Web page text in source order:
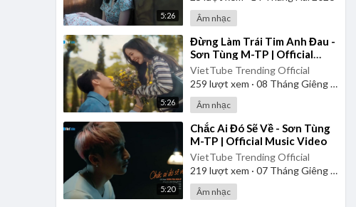
5:26 Âm nhạc
5:26
⁣Đừng Làm Trái Tim Anh Đau -
Sơn Tùng M-TP | Official
Music Video
VietTube Trending Official
259 lượt xem · 08 Tháng Giêng 2025
Âm nhạc
5:20
⁣Chắc Ai Đó Sẽ Về - Sơn Tùng
M-TP | Official Music Video
VietTube Trending Official
219 lượt xem · 07 Tháng Giêng 2025
Âm nhạc